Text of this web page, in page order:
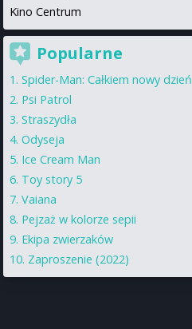
Kino Centrum
Popularne
Spider-Man: Całkiem nowy dzień
Psi Patrol
Straszydła
Odyseja
Ice Cream Man
Toy story 5
Vaiana
Pejzaż w kolorze sepii
Ekipa zwierzaków
Zaproszenie (2022)